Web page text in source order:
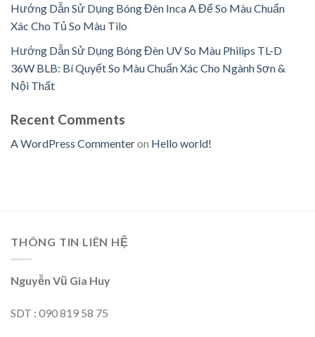
Hướng Dẫn Sử Dụng Bóng Đèn Inca A Để So Màu Chuẩn
Xác Cho Tủ So Màu Tilo
Hướng Dẫn Sử Dụng Bóng Đèn UV So Màu Philips TL-D
36W BLB: Bí Quyết So Màu Chuẩn Xác Cho Ngành Sơn &
Nội Thất
Recent Comments
A WordPress Commenteron Hello world!
THÔNG TIN LIÊN HỆ
Nguyễn Vũ Gia Huy
SDT : 090 819 58 75